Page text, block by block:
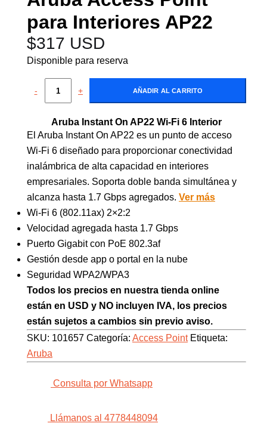
para Interiores AP22
$317 USD
Disponible para reserva
- + AÑADIR AL CARRITO
Aruba Instant On AP22 Wi-Fi 6 Interior
El Aruba Instant On AP22 es un punto de acceso
Wi-Fi 6 diseñado para proporcionar conectividad
inalámbrica de alta capacidad en interiores
empresariales. Soporta doble banda simultánea y
alcanza hasta 1.7 Gbps agregados. Ver más
Wi-Fi 6 (802.11ax) 2×2:2
Velocidad agregada hasta 1.7 Gbps
Puerto Gigabit con PoE 802.3af
Gestión desde app o portal en la nube
Seguridad WPA2/WPA3
Todos los precios en nuestra tienda online
están en USD y NO incluyen IVA, los precios
están sujetos a cambios sin previo aviso.
SKU: 101657 Categoría: Access Point Etiqueta:
Aruba
Consulta por Whatsapp
Llámanos al 4778448094